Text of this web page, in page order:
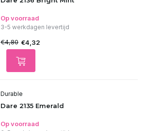
Op voorraad
3-5 werkdagen levertijd
€4,80 €4,32
Durable
Dare 2135 Emerald
Op voorraad